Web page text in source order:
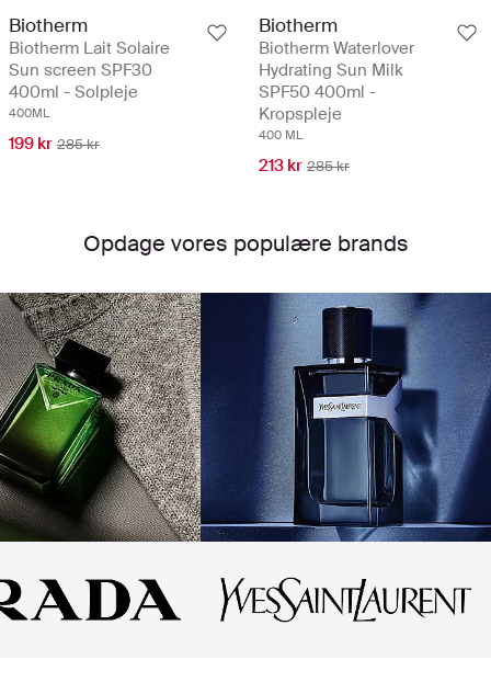
Biotherm
Biotherm Lait Solaire
Sun screen SPF30
400ml - Solpleje
400ML
199 kr 285 kr
Biotherm
Biotherm Waterlover
Hydrating Sun Milk
SPF50 400ml -
Kropspleje
400 ML
213 kr 285 kr
Opdage vores populære brands